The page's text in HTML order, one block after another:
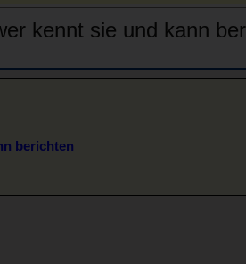
kennt sie und kann
berichten